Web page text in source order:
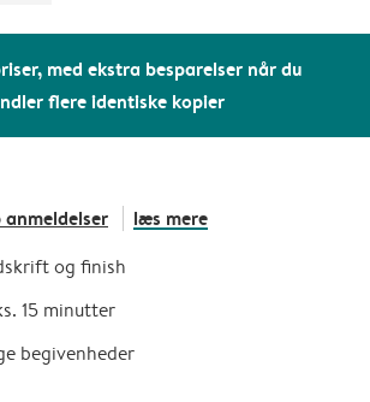
med ekstra besparelser når du
flere identiske kopier
anmeldelser læs mere
og finish
15 minutter
begivenheder